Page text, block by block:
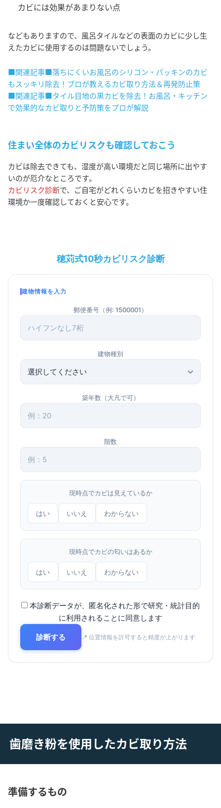
カビには効果があまりない点
などもありますので、風呂タイルなどの表面のカビに少し生
えたカビに使用するのは問題ないでしょう。
■関連記事■落ちにくいお風呂のシリコン・パッキンのカビ
もスッキリ除去！プロが教えるカビ取り方法＆再発防止策
■関連記事■タイル目地の黒カビを除去！お風呂・キッチン
で効果的なカビ取りと予防策をプロが解説
住まい全体のカビリスクも確認しておこう
カビは除去できても、湿度が高い環境だと同じ場所に出やす
いのが厄介なところです。
カビリスク診断で、ご自宅がどれくらいカビを招きやすい住
環境か一度確認しておくと安心です。
穂苅式10秒カビリスク診断
建物情報を入力
郵便番号（例: 1500001）
建物種別
築年数（大凡で可）
階数
現時点でカビは見えているか
はい いいえ わからない
現時点でカビの匂いはあるか
はい いいえ わからない
本診断データが、匿名化された形で研究・統計目的
に利用されることに同意します
診断する 📍 位置情報を許可すると精度が上がります
歯磨き粉を使用したカビ取り方法
準備するもの